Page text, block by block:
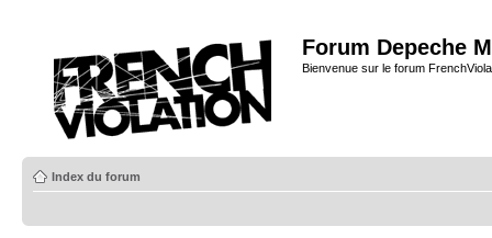
Forum Depeche
Bienvenue sur le forum
Index du forum